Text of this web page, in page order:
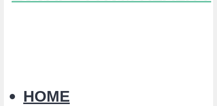
HOME